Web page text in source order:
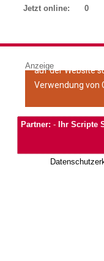
Jetzt online:
0
Anzeige
Partner: - Ihr Scripte